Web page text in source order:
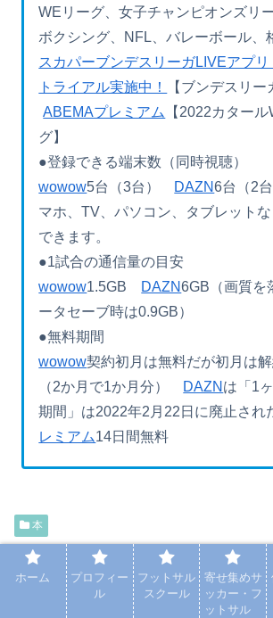
WEリーグ、女子チャンピオンズリ
ボクシング、NFL、バレーボール、
スカパーブンデスリーガLIVEアプ
トライアル実施中！
【ブンデスリー
ABEMAプレミアム
【2022カター
グ】
●登録できる端末数（同時視聴）
wowow5台（3台） DAZN6台（2
マホ、TV、パソコン、タブレット
できます。
●1試合の通信量の目安
wowow1.5GB DAZN6GB（画質を
ータセーブ時は0.9GB）
●無料期間
wowow契約初月は無料だが初月は
（2か月で1か月分） DAZN は「1
期間」は2022年2月22日に廃止さ
レミアム14日間無料
本
シェアする
ホーム
プロフィー
ル
フットサル
スクール
寄せ集めサ
ッカー・フ
ットサル